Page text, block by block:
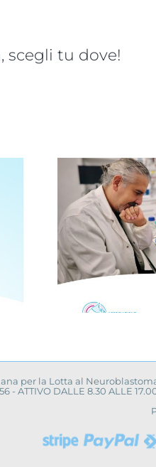
scegli tu dove!
per la Lotta al Neuroblastoma
- ATTIVO DALLE 8.30 ALLE